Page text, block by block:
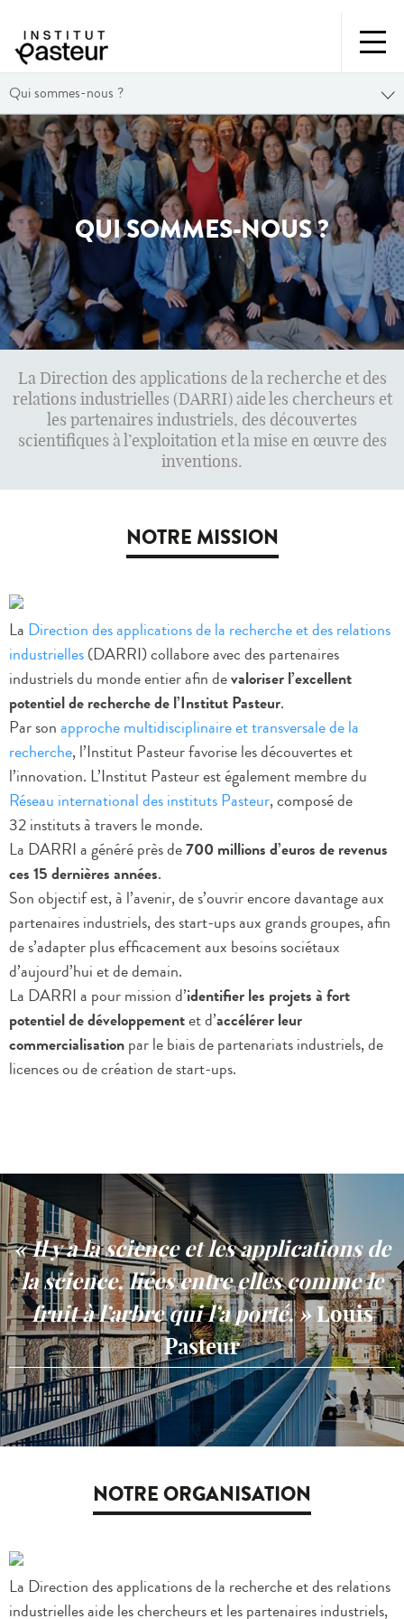
Qui sommes-nous ?
QUI SOMMES-NOUS ?
La Direction des applications de la recherche et des
relations industrielles (DARRI) aide les chercheurs et
les partenaires industriels, des découvertes
scientifiques à l’exploitation et la mise en œuvre des
inventions.
NOTRE MISSION
La Direction des applications de la recherche et des relations
industrielles(DARRI) collabore avec des partenaires
industriels du monde entier afin devaloriserl’excellent
potentiel de recherche de l’Institut Pasteur.
Par sonapproche multidisciplinaire et transversale de la
recherche, l’Institut Pasteur favorise les découvertes et
l’innovation. L’Institut Pasteur est également membre du
Réseau international des instituts Pasteur, composé de
32 instituts à travers le monde.
La DARRI a généré près de700 millions d’euros de revenus
ces 15 dernières années.
Son objectif est, à l’avenir, de s’ouvrir encore davantage aux
partenaires industriels, des start-ups aux grands groupes, afin
de s’adapter plus efficacement aux besoins sociétaux
d’aujourd’hui et de demain.
La DARRI a pour mission d’identifier les projets à fort
potentiel de développementet d’accélérer leur
commercialisationpar le biais de partenariats industriels, de
licences ou de création de start-ups.
« Il y a la science et les applications de
la science, liées entre elles comme le
fruit à l’arbre qui l’a porté. »Louis
Pasteur
NOTRE ORGANISATION
La Direction des applications de la recherche et des relations
industrielles aide les chercheurs et les partenaires industriels,